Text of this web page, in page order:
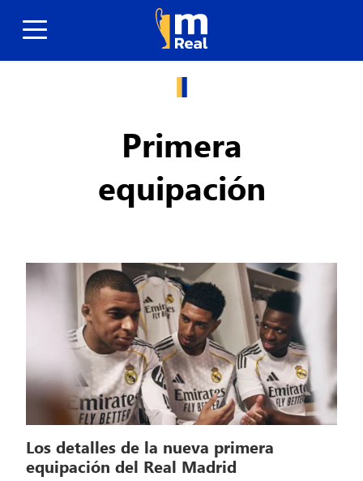
Primera
equipación
Los detalles de la nueva primera
equipación del Real Madrid